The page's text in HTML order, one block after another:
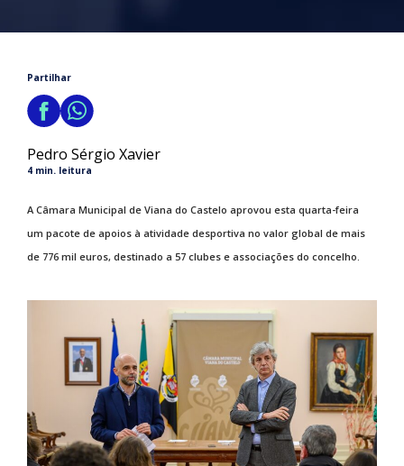
Partilhar
Pedro Sérgio Xavier
4 min. leitura
A Câmara Municipal de Viana do Castelo aprovou esta quarta-feira
um pacote de apoios à atividade desportiva no valor global de mais
de 776 mil euros, destinado a 57 clubes e associações do concelho.